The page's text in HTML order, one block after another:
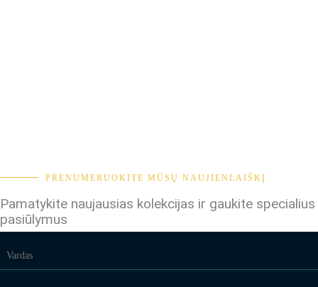
PRENUMERUOKITE MŪSŲ NAUJIENLAIŠKĮ
Pamatykite naujausias kolekcijas ir gaukite specialius
pasiūlymus